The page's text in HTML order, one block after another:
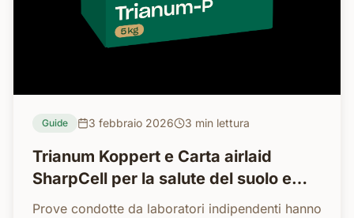
Guide 3 febbraio 2026 3 min lettura
Trianum Koppert e Carta airlaid
SharpCell per la salute del suolo e
sanità delle piante
Prove condotte da laboratori indipendenti hanno